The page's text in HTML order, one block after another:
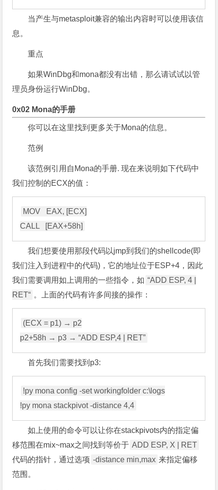
当产生与metasploit兼容的输出内容时可以使用该信
息。
重点
如果WinDbg和mona都没有出错，那么请试试以管
理员身份运行WinDbg。
0x02 Mona的手册
你可以在这里找到更多关于Mona的信息。
范例
该范例引用自Mona的手册. 现在来说明如下代码中
我们控制的ECX的值：
MOV   EAX, [ECX]
我们想要使用那段代码以jmp到我们的shellcode(即
我们注入到进程中的代码)，它的地址位于ESP+4，因此
我们需要调用如上调用的一些指令，如 “ADD ESP, 4 |
RET“ 。上面的代码有许多间接的操作：
(ECX = p1) → p2
首先我们需要找到p3:
!py mona config -set workingfolder c:\logs
如上使用的命令可以让你在stackpivots内的指定偏
移范围在mix~max之间找到等价于 ADD ESP, X | RET
代码的指针，通过选项 -distance min,max 来指定偏移
范围。